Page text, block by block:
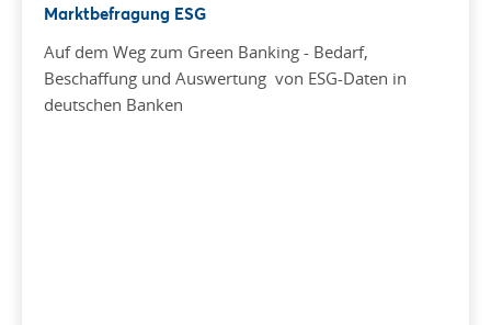
Marktbefragung ESG
Auf dem Weg zum Green Banking - Bedarf,
Beschaffung und Auswertung von ESG-Daten in
deutschen Banken